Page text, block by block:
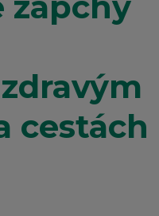
cestách